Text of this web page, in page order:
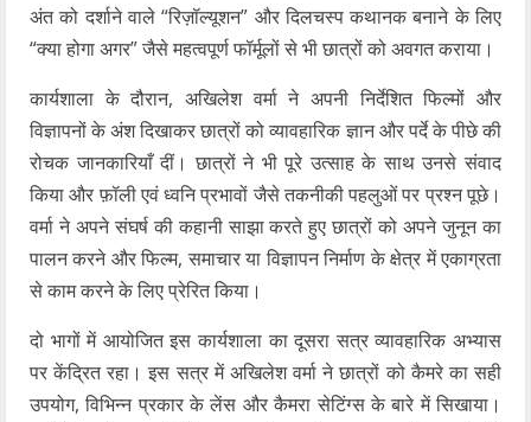
अंत को दर्शाने वाले “रिज़ॉल्यूशन” और दिलचस्प कथानक बनाने के लिए
“क्या होगा अगर” जैसे महत्वपूर्ण फॉर्मूलों से भी छात्रों को अवगत कराया।
कार्यशाला के दौरान, अखिलेश वर्मा ने अपनी निर्देशित फिल्मों और
विज्ञापनों के अंश दिखाकर छात्रों को व्यावहारिक ज्ञान और पर्दे के पीछे की
रोचक जानकारियाँ दीं। छात्रों ने भी पूरे उत्साह के साथ उनसे संवाद
किया और फ़ॉली एवं ध्वनि प्रभावों जैसे तकनीकी पहलुओं पर प्रश्न पूछे।
वर्मा ने अपने संघर्ष की कहानी साझा करते हुए छात्रों को अपने जुनून का
पालन करने और फिल्म, समाचार या विज्ञापन निर्माण के क्षेत्र में एकाग्रता
से काम करने के लिए प्रेरित किया।
दो भागों में आयोजित इस कार्यशाला का दूसरा सत्र व्यावहारिक अभ्यास
पर केंद्रित रहा। इस सत्र में अखिलेश वर्मा ने छात्रों को कैमरे का सही
उपयोग, विभिन्न प्रकार के लेंस और कैमरा सेटिंग्स के बारे में सिखाया।